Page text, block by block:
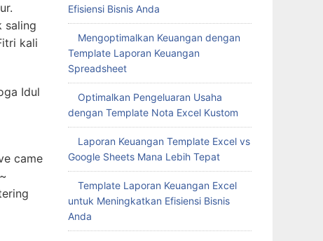
saling
kali
Idul
came
Efisiensi Bisnis Anda
Mengoptimalkan Keuangan dengan
Template Laporan Keuangan
Spreadsheet
Optimalkan Pengeluaran Usaha
dengan Template Nota Excel Kustom
Laporan Keuangan Template Excel vs
Google Sheets Mana Lebih Tepat
Template Laporan Keuangan Excel
untuk Meningkatkan Efisiensi Bisnis
Anda